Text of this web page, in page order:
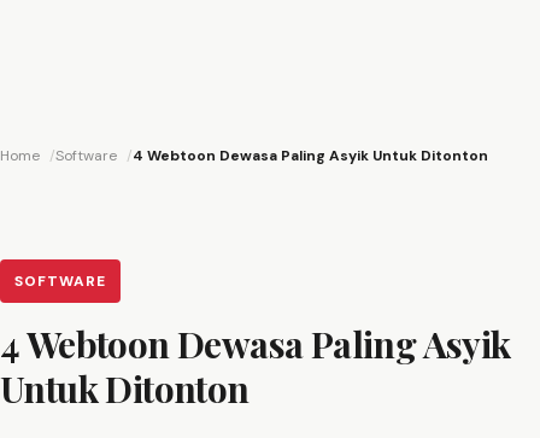
Home Software 4 Webtoon Dewasa Paling Asyik Untuk Ditonton
SOFTWARE
4 Webtoon Dewasa Paling Asyik
Untuk Ditonton